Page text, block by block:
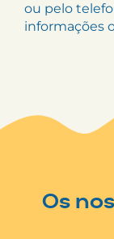
ou pelo
informações
Os